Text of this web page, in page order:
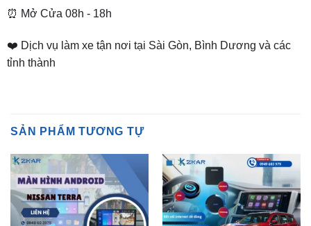
❤️ Dịch vụ làm xe tận nơi tại Sài Gòn, Bình Dương và các